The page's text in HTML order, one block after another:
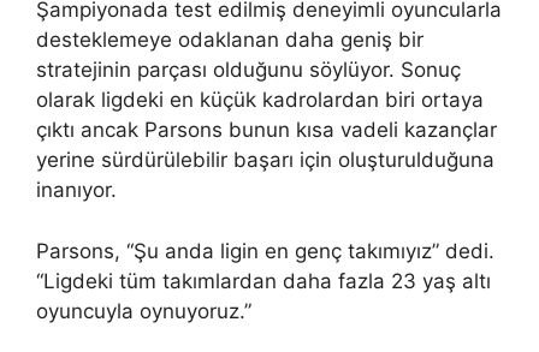
Şampiyonada test edilmiş deneyimli oyuncularla
desteklemeye odaklanan daha geniş bir
stratejinin parçası olduğunu söylüyor. Sonuç
olarak ligdeki en küçük kadrolardan biri ortaya
çıktı ancak Parsons bunun kısa vadeli kazançlar
yerine sürdürülebilir başarı için oluşturulduğuna
inanıyor.
Parsons, “Şu anda ligin en genç takımıyız” dedi.
“Ligdeki tüm takımlardan daha fazla 23 yaş altı
oyuncuyla oynuyoruz.”